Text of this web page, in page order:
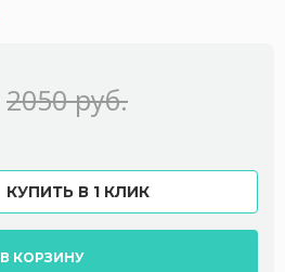
2050 руб.
КУПИТЬ В 1 КЛИК
В КОРЗИНУ